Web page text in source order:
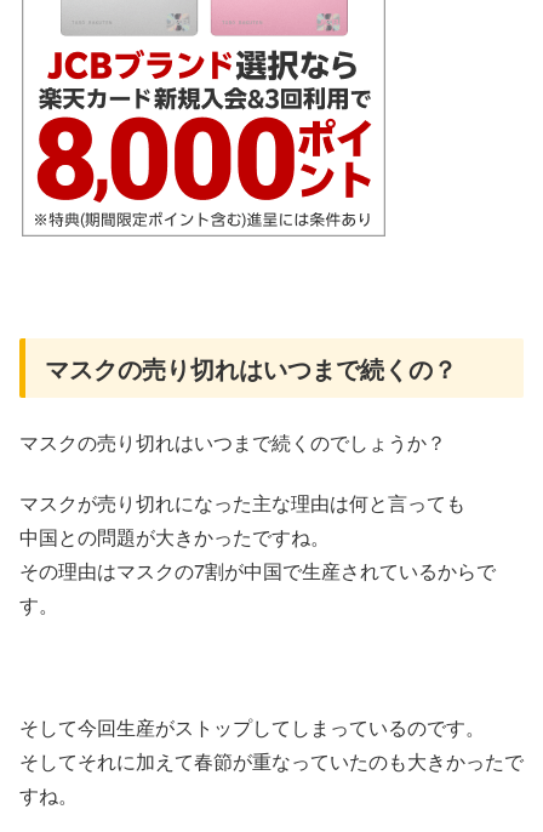
マスクの売り切れはいつまで続くの？
マスクの売り切れはいつまで続くのでしょうか？
マスクが売り切れになった主な理由は何と言っても
中国との問題が大きかったですね。
その理由はマスクの7割が中国で生産されているからで
す。
そして今回生産がストップしてしまっているのです。
そしてそれに加えて春節が重なっていたのも大きかったで
すね。